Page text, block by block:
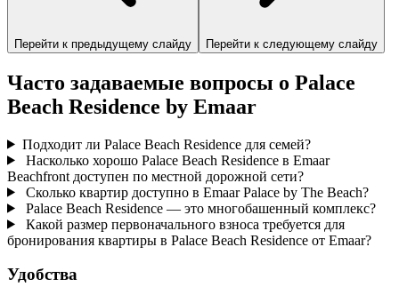
Перейти к предыдущему слайду Перейти к следующему слайду
Часто задаваемые вопросы о Palace
Beach Residence by Emaar
Подходит ли Palace Beach Residence для семей?
Насколько хорошо Palace Beach Residence в Emaar
Beachfront доступен по местной дорожной сети?
Сколько квартир доступно в Emaar Palace by The Beach?
Palace Beach Residence — это многобашенный комплекс?
Какой размер первоначального взноса требуется для
бронирования квартиры в Palace Beach Residence от Emaar?
Удобства